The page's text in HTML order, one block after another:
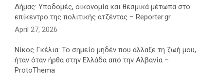
Δήμας: Υποδομές, οικονομία και θεσμικά μέτωπα στο
επίκεντρο της πολιτικής ατζέντας – Reporter.gr
April 27, 2026
Νίκος Γκέλια: Το σημείο μηδέν που άλλαξε τη ζωή μου,
ήταν όταν ήρθα στην Ελλάδα από την Αλβανία –
ProtoThema